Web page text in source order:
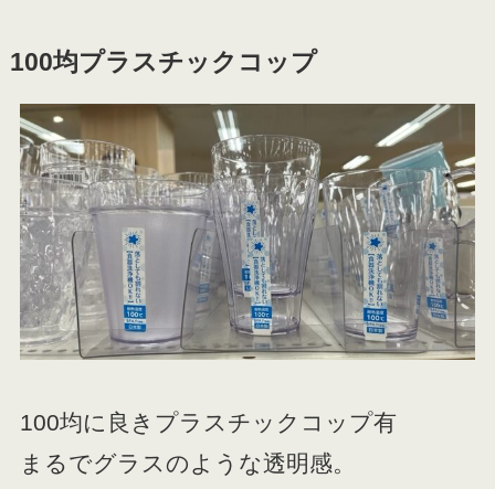
100均プラスチックコップ
100均に良きプラスチックコップ有
まるでグラスのような透明感。